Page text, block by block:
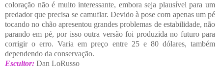
coloração não é muito interessante, embora seja plausível para um
predador que precisa se camuflar. Devido à pose com apenas um pé
tocando no chão apresentou grandes problemas de estabilidade, não
parando em pé, por isso outra versão foi produzida no futuro para
corrigir o erro. Varia em preço entre 25 e 80 dólares, também
dependendo da conservação.
Escultor: Dan LoRusso